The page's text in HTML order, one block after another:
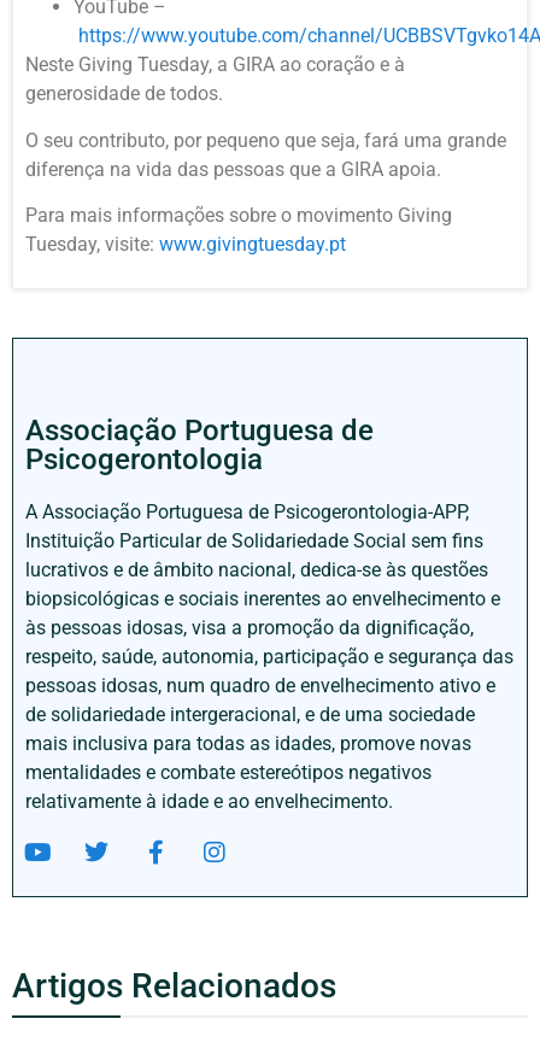
YouTube –
https://www.youtube.com/channel/
Neste Giving Tuesday, a GIRA ao coração e à
generosidade de todos.
O seu contributo, por pequeno que seja, fará uma grande
diferença na vida das pessoas que a GIRA apoia.
Para mais informações sobre o movimento Giving
Tuesday, visite: www.givingtuesday.pt
Associação Portuguesa de
Psicogerontologia
A Associação Portuguesa de Psicogerontologia-APP,
Instituição Particular de Solidariedade Social sem fins
lucrativos e de âmbito nacional, dedica-se às questões
biopsicológicas e sociais inerentes ao envelhecimento e
às pessoas idosas, visa a promoção da dignificação,
respeito, saúde, autonomia, participação e segurança das
pessoas idosas, num quadro de envelhecimento ativo e
de solidariedade intergeracional, e de uma sociedade
mais inclusiva para todas as idades, promove novas
mentalidades e combate estereótipos negativos
relativamente à idade e ao envelhecimento.
Artigos Relacionados